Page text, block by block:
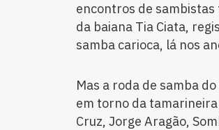
encontros de sambistas
da baiana Tia Ciata,
samba carioca, lá nos
Mas a roda de samba
em torno da
Cruz, Jorge Aragão,